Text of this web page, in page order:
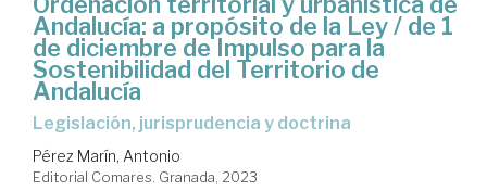
Andalucía: a propósito de la Ley / de 1
de diciembre de Impulso para la
Sostenibilidad del Territorio de
Andalucía
legislación, jurisprudencia y doctrina
Pérez Marín, Antonio
Editorial Comares. Granada, 2023